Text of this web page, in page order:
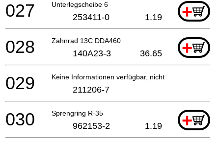
Unterlegscheibe 6 +
027 253411-0 1.19
Zahnrad 13C DDA460 +
028 140A23-3 36.65
Keine Informationen verfügbar, nicht bestellbar
029 211206-7
Sprengring R-35 +
030 962153-2 1.19